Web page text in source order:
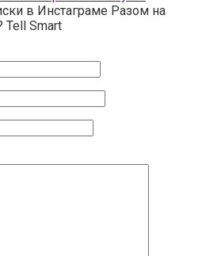
в Инстаграме Разом на
Tell Smart